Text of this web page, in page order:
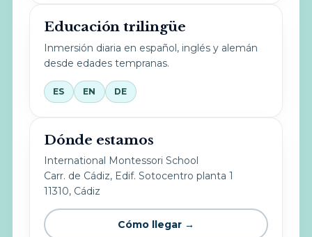
Educación trilingüe
Inmersión diaria en español, inglés y alemán
desde edades tempranas.
ES EN DE
Dónde estamos
International Montessori School
Carr. de Cádiz, Edif. Sotocentro planta 1
11310, Cádiz
Cómo llegar →